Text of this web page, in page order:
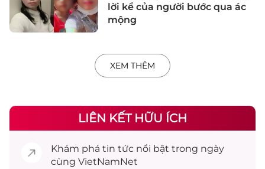
lời kể của người bước qua ác
mộng
XEM THÊM
LIÊN KẾT HỮU ÍCH
Khám phá tin tức nổi bật trong ngày
cùng VietNamNet